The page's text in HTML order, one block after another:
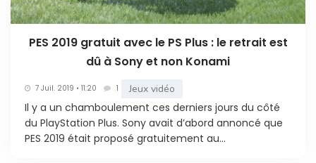
PES 2019 gratuit avec le PS Plus : le retrait est
dû à Sony et non Konami
7 Juil. 2019 • 11:20 1 Jeux vidéo
Il y a un chamboulement ces derniers jours du côté
du PlayStation Plus. Sony avait d’abord annoncé que
PES 2019 était proposé gratuitement au...